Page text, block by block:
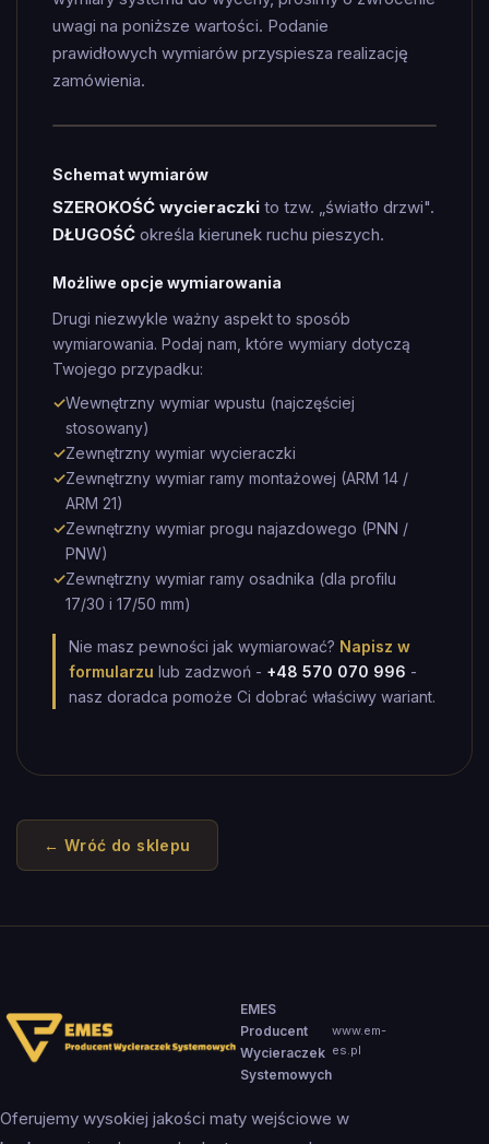
uwagi na poniższe wartości. Podanie
prawidłowych wymiarów przyspiesza realizację
zamówienia.
Schemat wymiarów
SZEROKOŚĆ wycieraczki to tzw. „światło drzwi".
DŁUGOŚĆ określa kierunek ruchu pieszych.
Możliwe opcje wymiarowania
Drugi niezwykle ważny aspekt to sposób
wymiarowania. Podaj nam, które wymiary dotyczą
Twojego przypadku:
✓Wewnętrzny wymiar wpustu (najczęściej
stosowany)
✓Zewnętrzny wymiar wycieraczki
✓Zewnętrzny wymiar ramy montażowej (ARM 14 /
ARM 21)
✓Zewnętrzny wymiar progu najazdowego (PNN /
PNW)
✓Zewnętrzny wymiar ramy osadnika (dla profilu
17/30 i 17/50 mm)
Nie masz pewności jak wymiarować? Napisz w
formularzu lub zadzwoń - +48 570 070 996 -
nasz doradca pomoże Ci dobrać właściwy wariant.
← Wróć do sklepu
EMES
Producent
Wycieraczek
Systemowych
www.em-
es.pl
Oferujemy wysokiej jakości maty wejściowe w